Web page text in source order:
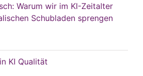
Warum wir im KI-Zeitalter
Schubladen sprengen
KI Qualität